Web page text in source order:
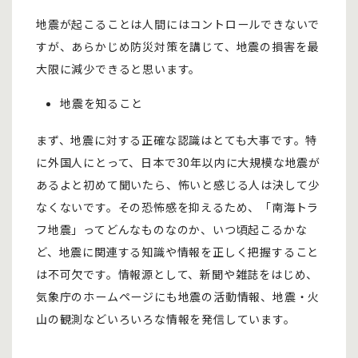
地震が起こることは人間にはコントロールできないで
すが、あらかじめ防災対策を講じて、地震の損害を最
大限に減少できると思います。
地震を知ること
まず、地震に対する正確な認識はとても大事です。特
に外国人にとって、日本で30年以内に大規模な地震が
あるよと初めて聞いたら、怖いと感じる人は決して少
なくないです。その恐怖感を抑えるため、「南海トラ
フ地震」ってどんなものなのか、いつ頃起こるかな
ど、地震に関連する知識や情報を正しく把握すること
は不可欠です。情報源として、新聞や雑誌をはじめ、
気象庁のホームページにも地震の活動情報、地震・火
山の観測などいろいろな情報を発信しています。